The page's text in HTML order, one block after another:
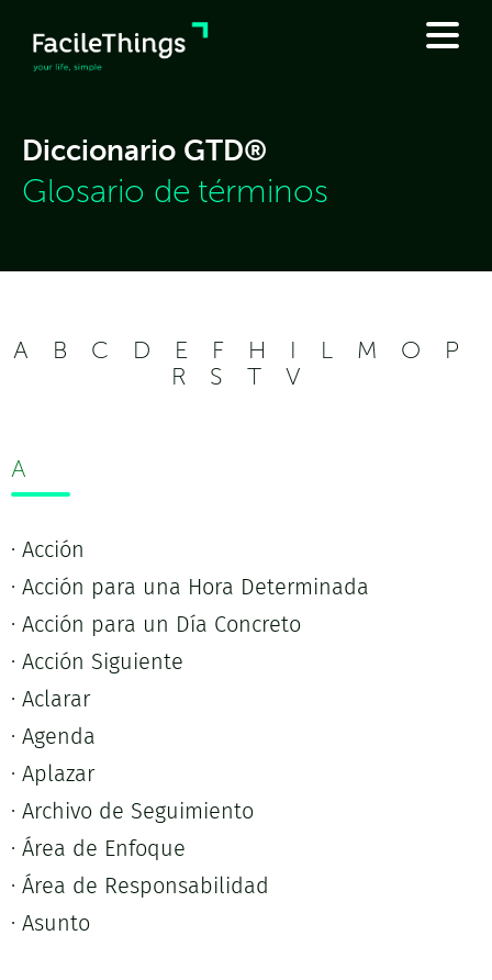
Diccionario GTD®
Glosario de términos
A B C D E F H I L M O
P
R
S T V
A
· Acción
· Acción para una Hora Determinada
· Acción para un Día Concreto
· Acción Siguiente
· Aclarar
· Agenda
· Aplazar
· Archivo de Seguimiento
· Área de Enfoque
· Área de Responsabilidad
· Asunto